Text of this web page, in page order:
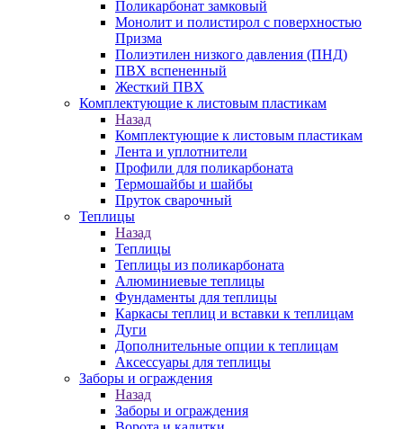
Поликарбонат замковый
Монолит и полистирол с поверхностью
Призма
Полиэтилен низкого давления (ПНД)
ПВХ вспененный
Жесткий ПВХ
Комплектующие к листовым пластикам
Назад
Комплектующие к листовым пластикам
Лента и уплотнители
Профили для поликарбоната
Термошайбы и шайбы
Пруток сварочный
Теплицы
Назад
Теплицы
Теплицы из поликарбоната
Алюминиевые теплицы
Фундаменты для теплицы
Каркасы теплиц и вставки к теплицам
Дуги
Дополнительные опции к теплицам
Аксессуары для теплицы
Заборы и ограждения
Назад
Заборы и ограждения